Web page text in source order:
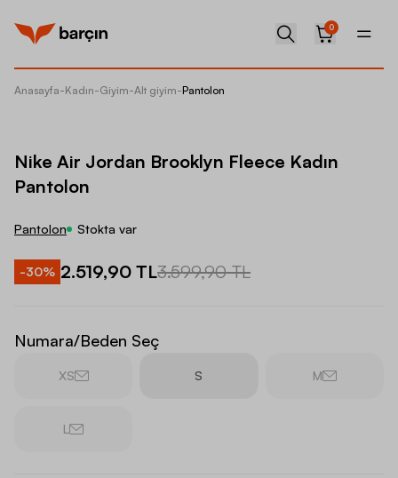
0
Anasayfa-Kadın-Giyim-Alt giyim-Pantolon
Nike Air Jordan Brooklyn Fleece Kadın
Pantolon
Pantolon Stokta var
-30% 2.519,90 TL3.599,90 TL
Numara/Beden Seç
XS S M
L